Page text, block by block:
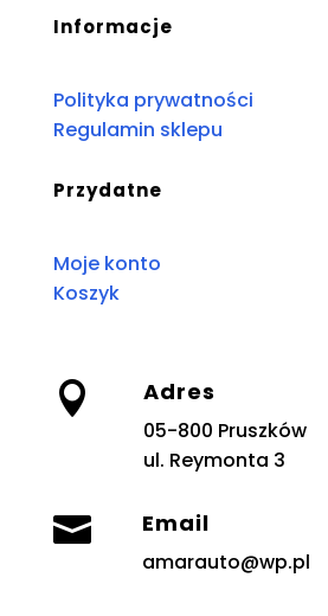
Informacje
Polityka prywatności
Regulamin sklepu
Przydatne
Moje konto
Koszyk
 Adres
05-800 Pruszków
ul. Reymonta 3
 Email
amarauto@wp.pl